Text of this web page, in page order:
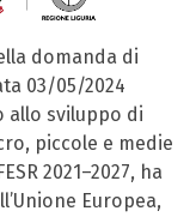
domanda di
03/05/2024
allo sviluppo di
piccole e medie
2021–2027, ha
Europea,